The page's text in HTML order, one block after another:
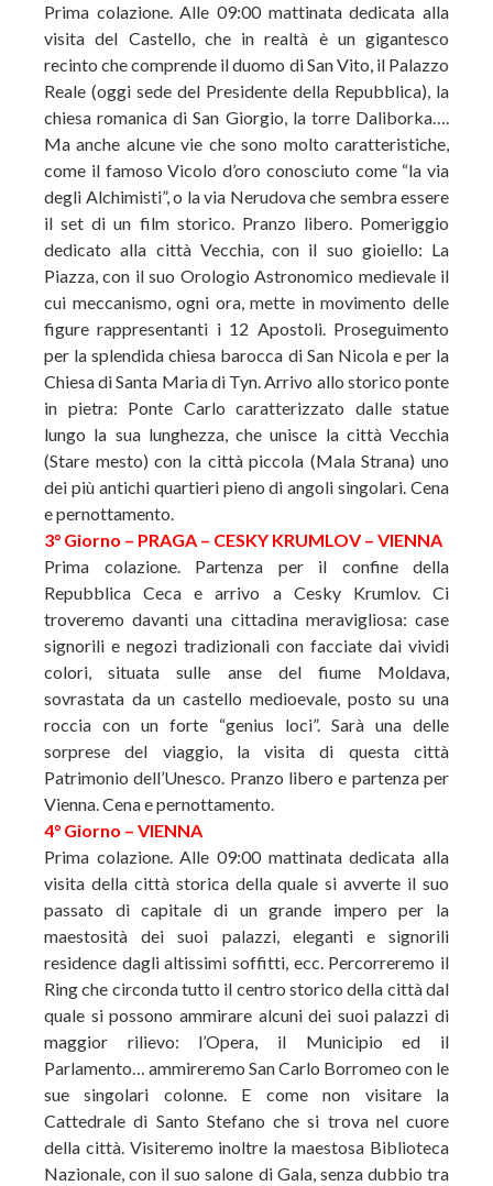
Prima colazione. Alle 09:00 mattinata dedicata alla
visita del Castello, che in realtà è un gigantesco
recinto che comprende il duomo di San Vito, il Palazzo
Reale (oggi sede del Presidente della Repubblica), la
chiesa romanica di San Giorgio, la torre Daliborka….
Ma anche alcune vie che sono molto caratteristiche,
come il famoso Vicolo d’oro conosciuto come “la via
degli Alchimisti”, o la via Nerudova che sembra essere
il set di un film storico. Pranzo libero. Pomeriggio
dedicato alla città Vecchia, con il suo gioiello: La
Piazza, con il suo Orologio Astronomico medievale il
cui meccanismo, ogni ora, mette in movimento delle
figure rappresentanti i 12 Apostoli. Proseguimento
per la splendida chiesa barocca di San Nicola e per la
Chiesa di Santa Maria di Tyn. Arrivo allo storico ponte
in pietra: Ponte Carlo caratterizzato dalle statue
lungo la sua lunghezza, che unisce la città Vecchia
(Stare mesto) con la città piccola (Mala Strana) uno
dei più antichi quartieri pieno di angoli singolari. Cena
e pernottamento.
3° Giorno – PRAGA – CESKY KRUMLOV – VIENNA
Prima colazione. Partenza per il confine della
Repubblica Ceca e arrivo a Cesky Krumlov. Ci
troveremo davanti una cittadina meravigliosa: case
signorili e negozi tradizionali con facciate dai vividi
colori, situata sulle anse del fiume Moldava,
sovrastata da un castello medioevale, posto su una
roccia con un forte “genius loci”. Sarà una delle
sorprese del viaggio, la visita di questa città
Patrimonio dell’Unesco. Pranzo libero e partenza per
Vienna. Cena e pernottamento.
4° Giorno – VIENNA
Prima colazione. Alle 09:00 mattinata dedicata alla
visita della città storica della quale si avverte il suo
passato di capitale di un grande impero per la
maestosità dei suoi palazzi, eleganti e signorili
residence dagli altissimi soffitti, ecc. Percorreremo il
Ring che circonda tutto il centro storico della città dal
quale si possono ammirare alcuni dei suoi palazzi di
maggior rilievo: l’Opera, il Municipio ed il
Parlamento… ammireremo San Carlo Borromeo con le
sue singolari colonne. E come non visitare la
Cattedrale di Santo Stefano che si trova nel cuore
della città. Visiteremo inoltre la maestosa Biblioteca
Nazionale, con il suo salone di Gala, senza dubbio tra